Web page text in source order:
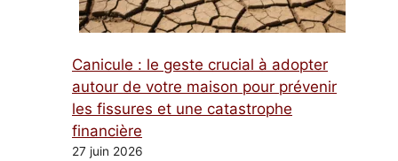
Canicule : le geste crucial à adopter
autour de votre maison pour prévenir
les fissures et une catastrophe
financière
27 juin 2026